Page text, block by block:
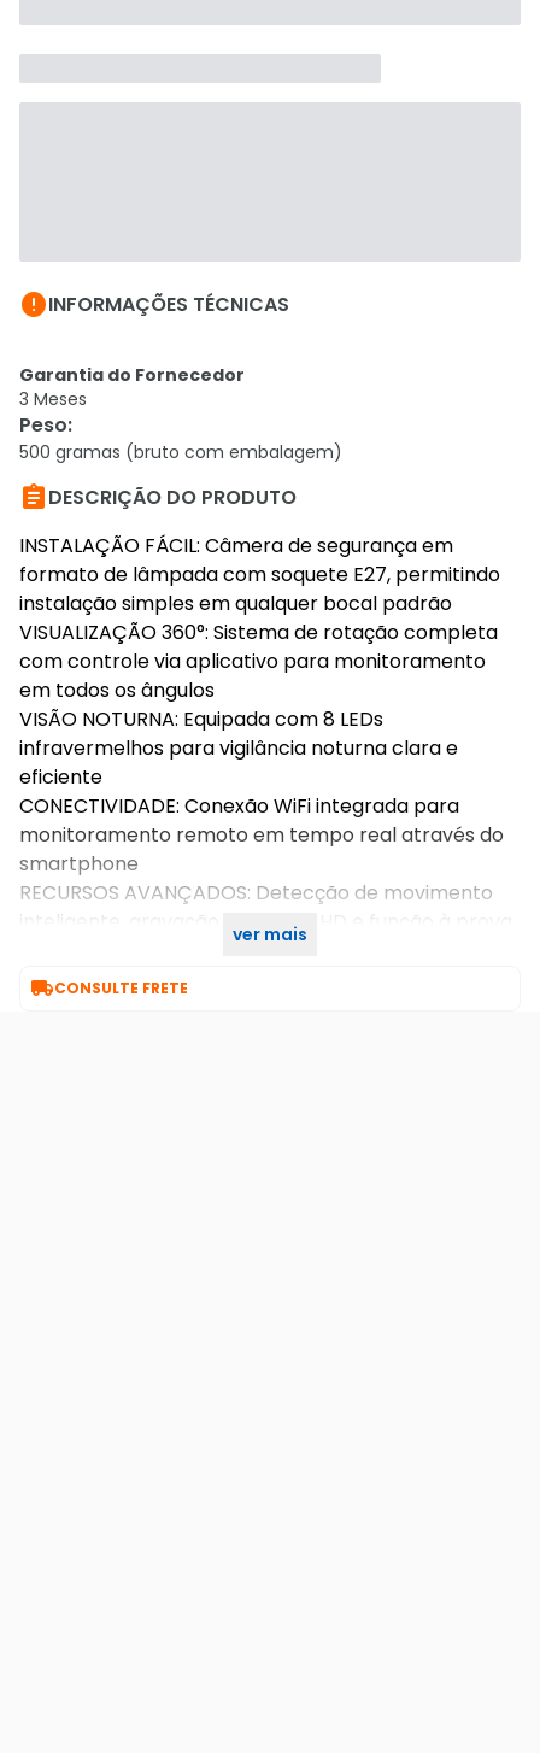
INFORMAÇÕES TÉCNICAS
Garantia do Fornecedor
3 Meses
Peso:
500 gramas (bruto com embalagem)
DESCRIÇÃO DO PRODUTO
INSTALAÇÃO FÁCIL: Câmera de segurança em
formato de lâmpada com soquete E27, permitindo
instalação simples em qualquer bocal padrão
VISUALIZAÇÃO 360°: Sistema de rotação completa
com controle via aplicativo para monitoramento
em todos os ângulos
VISÃO NOTURNA: Equipada com 8 LEDs
infravermelhos para vigilância noturna clara e
eficiente
CONECTIVIDADE: Conexão WiFi integrada para
monitoramento remoto em tempo real através do
smartphone
RECURSOS AVANÇADOS: Detecção de movimento
inteligente, gravação em 1080P HD e função à prova
ver mais
CONSULTE FRETE